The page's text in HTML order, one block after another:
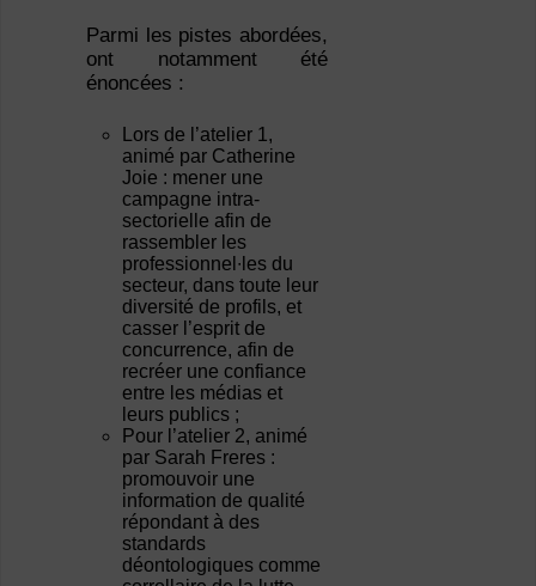
Parmi les pistes abordées,
ont notamment été
énoncées :
Lors de l’atelier 1,
animé par Catherine
Joie : mener une
campagne intra-
sectorielle afin de
rassembler les
professionnel∙les du
secteur, dans toute leur
diversité de profils, et
casser l’esprit de
concurrence, afin de
recréer une confiance
entre les médias et
leurs publics ;
Pour l’atelier 2, animé
par Sarah Freres :
promouvoir une
information de qualité
répondant à des
standards
déontologiques comme